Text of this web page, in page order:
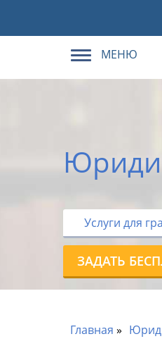
МЕНЮ
Услуги для
ЗАДАТЬ
Главная